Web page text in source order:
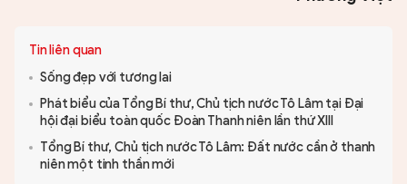
Tin liên quan
Sống đẹp với tương lai
Phát biểu của Tổng Bí thư, Chủ tịch nước Tô Lâm tại Đại
hội đại biểu toàn quốc Đoàn Thanh niên lần thứ XIII
Tổng Bí thư, Chủ tịch nước Tô Lâm: Đất nước cần ở thanh
niên một tinh thần mới